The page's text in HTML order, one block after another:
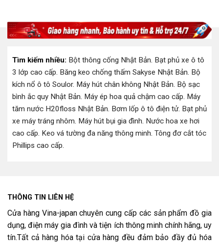
Tìm kiếm nhiều: Bột thông cống Nhật Bản. Bạt phủ xe ô tô
3 lớp cao cấp. Băng keo chống thấm Sakyse Nhật Bản. Bộ
kích nổ ô tô Soulor. Máy hút chân không Nhật Bản. Bộ sạc
bình ắc quy Nhật Bản. Máy ép hoa quả chậm cao cấp. Máy
tăm nước H20floss Nhật Bản. Bơm lốp ô tô điện tử. Bạt phủ
xe máy tráng nhôm. Máy hút bụi gia đình. Nước hoa xe hơi
cao cấp. Keo vá tường đa năng thông minh. Tông đơ cắt tóc
Phillips cao cấp.
THÔNG TIN LIÊN HỆ
Cửa hàng Vina-japan chuyên cung cấp các sản phẩm đồ gia
dụng, điện máy gia đình và tiện ích thông minh chính hãng, uy
tín.Tất cả hàng hóa tại cửa hàng đều đảm bảo đầy đủ hóa